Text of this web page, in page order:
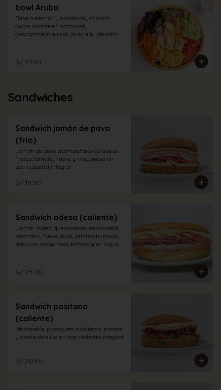
bowl Aruba
Base a elección,  zanahoria, choclito
dulce, tomate en concassé,
guacamole,lola rosa, pollo a la plancha
S/ 27.50
Sandwiches
Sandwich jamón de pavo
(frío)
Jamón de pavo acompañado de queso
fresco, tomate, huevo y mayonesa en
pan ciabatta integral.
S/ 19.50
Sandwich odesa (caliente)
Jamón inglés, queso edam, mozzarella,
pastrami, huevo duro, lomito ahumado,
pollo con mayonesa, tomate y un toque
S/ 25.00
Sandwich positano
(caliente)
Mozzarella, prosciutto, albahaca, tomate
y aceite de oliva en pan ciabatta integral.
S/ 20.50